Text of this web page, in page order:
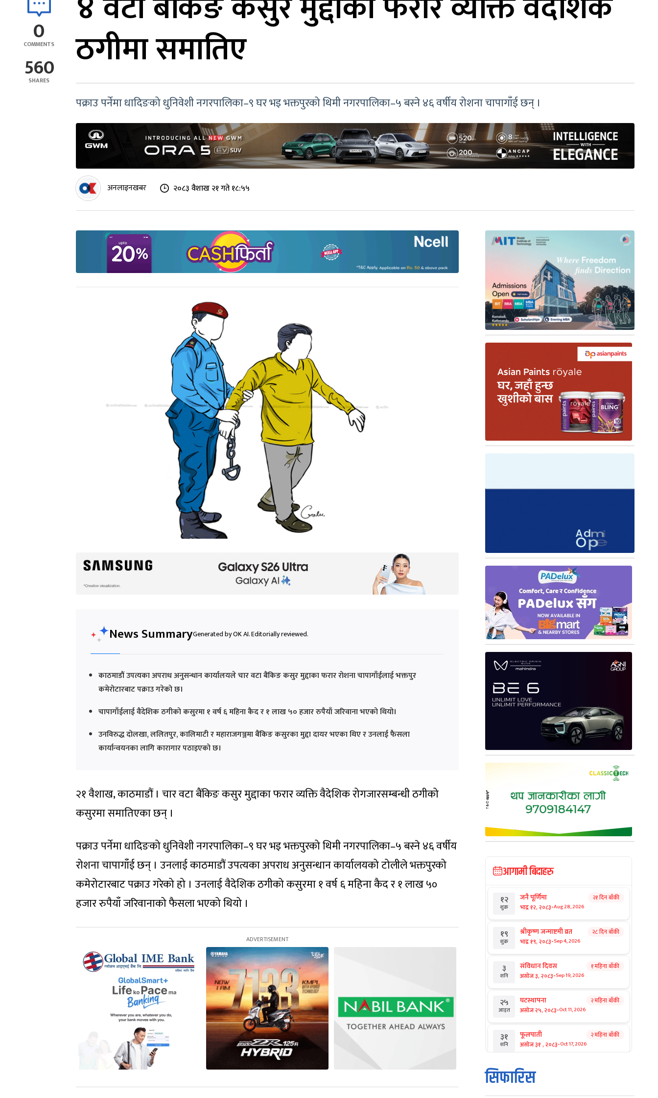
0
COMMENTS
560
SHARES
ठगीमा समातिए
पक्राउ पर्नेमा धादिङको धुनिवेशी नगरपालिका–९ घर भइ भक्तपुरको थिमी नगरपालिका–५ बस्ने ४६ वर्षीय रोशना चापागाँई छन् ।
अनलाइनखबर २०८३ वैशाख २१ गते १८:५५
News SummaryGenerated by OK AI. Editorially reviewed.
काठमाडौं उपत्यका अपराध अनुसन्धान कार्यालयले चार वटा बैंकिङ कसुर मुद्दाका फरार रोशना चापागाँईलाई भक्तपुर
कमेरोटारबाट पक्राउ गरेको छ।
चापागाँईलाई वैदेशिक ठगीको कसुरमा १ वर्ष ६ महिना कैद र १ लाख ५० हजार रुपैयाँ जरिवाना भएको थियो।
उनविरुद्ध दोलखा, ललितपुर, कालिमाटी र महाराजगञ्जमा बैंकिङ कसुरका मुद्दा दायर भएका थिए र उनलाई फैसला
कार्यान्वयनका लागि कारागार पठाइएको छ।
२१ वैशाख, काठमाडौं । चार वटा बैंकिङ कसुर मुद्दाका फरार व्यक्ति वैदेशिक रोगजारसम्बन्धी ठगीको
कसुरमा समातिएका छन् ।
पक्राउ पर्नेमा धादिङको धुनिवेशी नगरपालिका–९ घर भइ भक्तपुरको थिमी नगरपालिका–५ बस्ने ४६ वर्षीय
रोशना चापागाँई छन् । उनलाई काठमाडौं उपत्यका अपराध अनुसन्धान कार्यालयको टोलीले भक्तपुरको
कमेरोटारबाट पक्राउ गरेको हो । उनलाई वैदेशिक ठगीको कसुरमा १ वर्ष ६ महिना कैद र १ लाख ५०
हजार रुपैयाँ जरिवानाको फैसला भएको थियो ।
आगामी बिदाहरु
१२
शुक्र
जनै पूर्णिमा
भाद्र १२, २०८३-Aug 28, 2026
२१ दिन बाँकी
१९
शुक्र
श्रीकृष्ण जन्माष्टमी व्रत
भाद्र १९, २०८३-Sep 4, 2026
२८ दिन बाँकी
३
शनि
संविधान दिवस
असोज ३, २०८३-Sep 19, 2026
१ महिना बाँकी
२५
आइत
घटस्थापना
असोज २५, २०८३-Oct 11, 2026
२ महिना बाँकी
३१
शनि
फूलपाती
असोज ३१ , २०८३-Oct 17, 2026
२ महिना बाँकी
१
आइत
कार्तिक सङ्क्रान्ति
कार्तिक १, २०८३
सिफारिस